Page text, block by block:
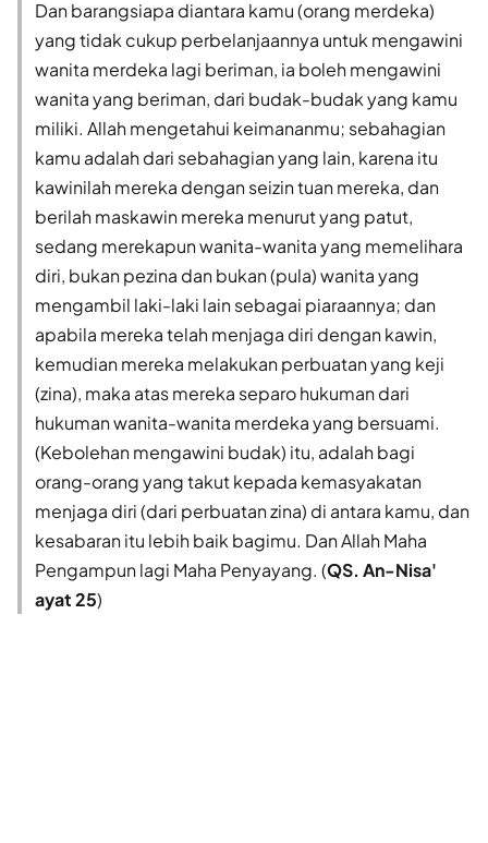
Dan barangsiapa diantara kamu (orang merdeka)
yang tidak cukup perbelanjaannya untuk mengawini
wanita merdeka lagi beriman, ia boleh mengawini
wanita yang beriman, dari budak-budak yang kamu
miliki. Allah mengetahui keimananmu; sebahagian
kamu adalah dari sebahagian yang lain, karena itu
kawinilah mereka dengan seizin tuan mereka, dan
berilah maskawin mereka menurut yang patut,
sedang merekapun wanita-wanita yang memelihara
diri, bukan pezina dan bukan (pula) wanita yang
mengambil laki-laki lain sebagai piaraannya; dan
apabila mereka telah menjaga diri dengan kawin,
kemudian mereka melakukan perbuatan yang keji
(zina), maka atas mereka separo hukuman dari
hukuman wanita-wanita merdeka yang bersuami.
(Kebolehan mengawini budak) itu, adalah bagi
orang-orang yang takut kepada kemasyakatan
menjaga diri (dari perbuatan zina) di antara kamu, dan
kesabaran itu lebih baik bagimu. Dan Allah Maha
Pengampun lagi Maha Penyayang. (QS. An-Nisa'
ayat 25)